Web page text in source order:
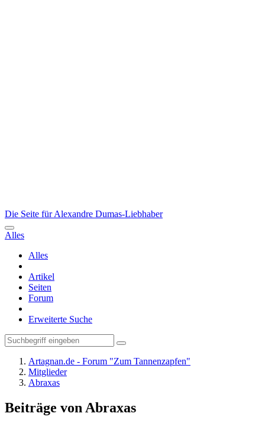
Die Seite für Alexandre Dumas-Liebhaber
Alles
Alles
Artikel
Seiten
Forum
Erweiterte Suche
Artagnan.de - Forum "Zum Tannenzapfen"
Mitglieder
Abraxas
Beiträge von Abraxas